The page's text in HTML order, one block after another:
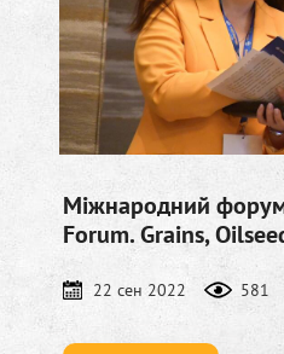
Міжнародний
Forum. Grains,
22 сен 2022 581